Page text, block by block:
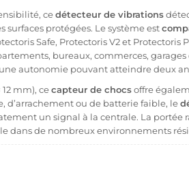
cedétecteur de vibrations
surfaces protégées. Le système est
Safe, Protectoris V2 et Protectoris
bureaux, commerces,
autonomie pouvant atteindre deux
mm), cecapteur de chocsoffre
d’arrachement ou de batterie faible, le
un signal à la centrale. La portée
dans de nombreux environnements